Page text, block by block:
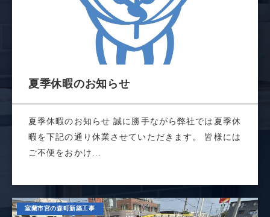
夏季休暇のお知らせ
夏季休暇のお知らせ 誠に勝手ながら弊社では夏季休
暇を下記の通り休業させていただきます。 皆様には
ご不便をおかけ...
室蘭市宮の森町新築工事